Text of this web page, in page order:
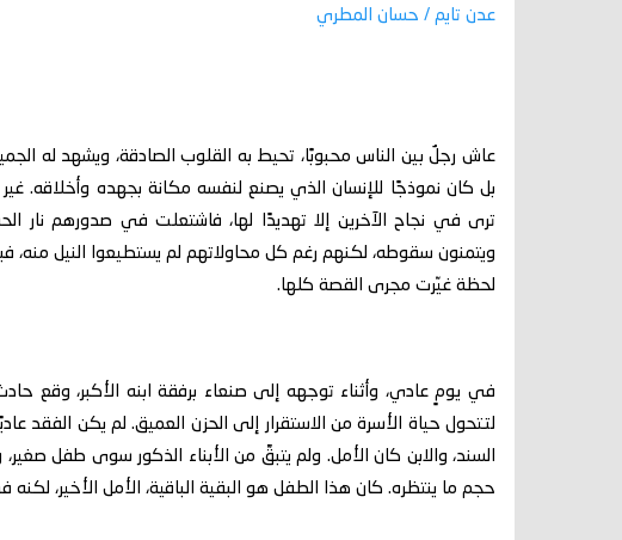
عدن تايم / حسان المطري
عاش رجلٌ بين الناس محبوبًا، تحيط به القلوب الصادقة، ويشهد له
بل كان نموذجًا للإنسان الذي يصنع لنفسه مكانة بجهده وأخلاقه.
ترى في نجاح الآخرين إلا تهديدًا لها، فاشتعلت في صدورهم نار
ويتمنون سقوطه، لكنهم رغم كل محاولاتهم لم يستطيعوا النيل
لحظة غيّرت مجرى القصة كلها.
في يومٍ عادي، وأثناء توجهه إلى صنعاء برفقة ابنه الأكبر، وقع
لتتحول حياة الأسرة من الاستقرار إلى الحزن العميق. لم يكن الفقد
السند، والابن كان الأمل. ولم يتبقَّ من الأبناء الذكور سوى طفل
حجم ما ينتظره. كان هذا الطفل هو البقية الباقية، الأمل الأخير،